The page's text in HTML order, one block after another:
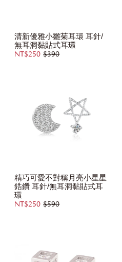
清新優雅小雛菊耳環 耳針/
無耳洞黏貼式耳環
NT$250 $390
精巧可愛不對稱月亮小星星
鋯鑽 耳針/無耳洞黏貼式耳
環
NT$250 $590